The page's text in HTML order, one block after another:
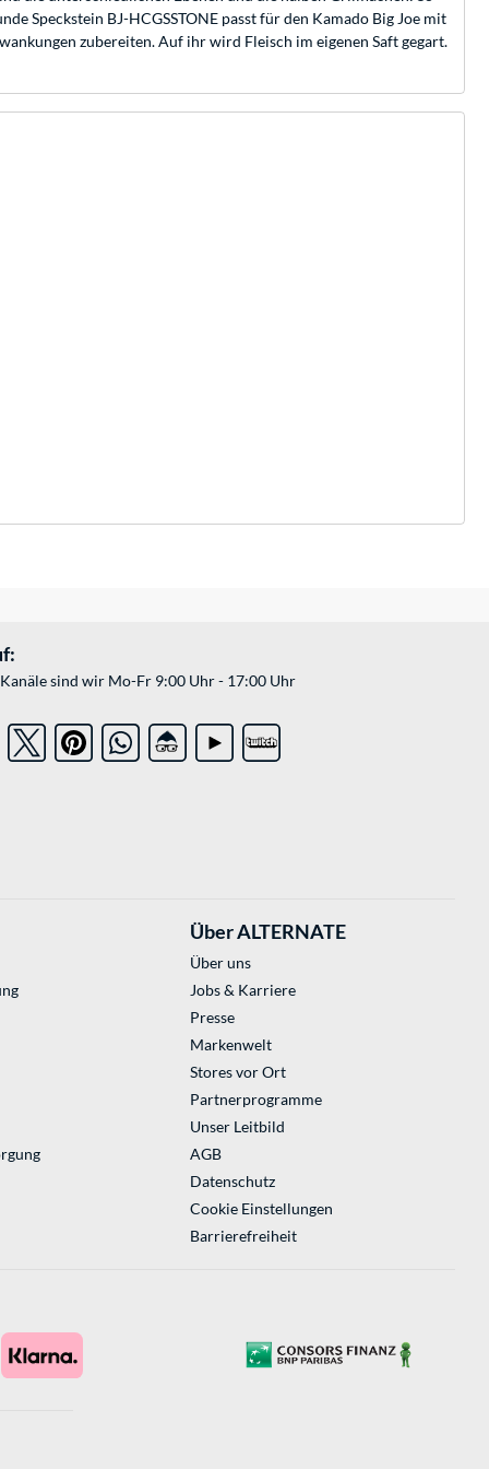
Speckstein BJ-HCGSSTONE passt für den Kamado Big Joe mit
zubereiten. Auf ihr wird Fleisch im eigenen Saft gegart.
sind wir Mo-Fr 9:00 Uhr - 17:00 Uhr
Über ALTERNATE
Über uns
Jobs & Karriere
Presse
Markenwelt
Stores vor Ort
Partnerprogramme
Unser Leitbild
AGB
Datenschutz
Cookie Einstellungen
Barrierefreiheit